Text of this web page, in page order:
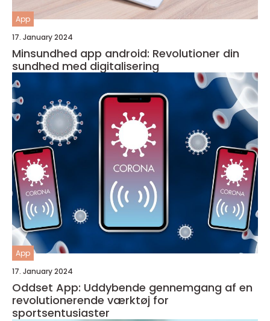
App
17. January 2024
Minsundhed app android: Revolutioner din
sundhed med digitalisering
App
17. January 2024
Oddset App: Uddybende gennemgang af en
revolutionerende værktøj for
sportsentusiaster